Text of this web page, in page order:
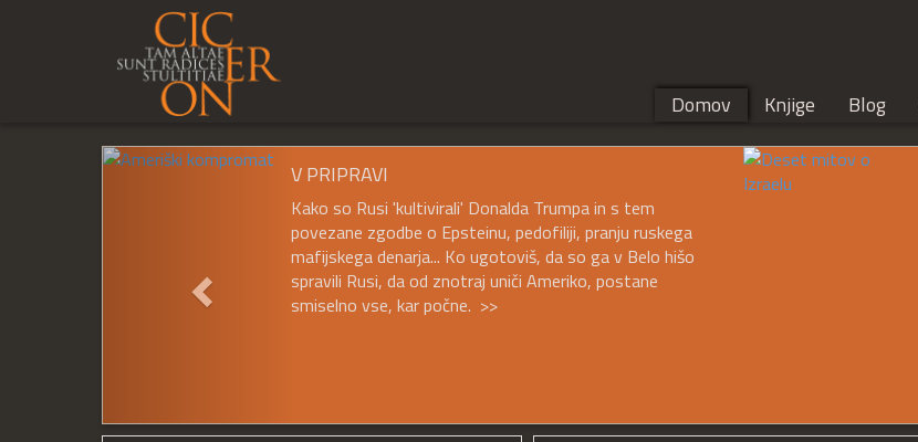
Domov Knjige Blog
V PRIPRAVI
Kako so Rusi 'kultivirali' Donalda Trumpa in s tem
povezane zgodbe o Epsteinu, pedofiliji, pranju ruskega
mafijskega denarja... Ko ugotoviš, da so ga v Belo hišo
spravili Rusi, da od znotraj uniči Ameriko, postane
smiselno vse, kar počne. >>
Prejšnji